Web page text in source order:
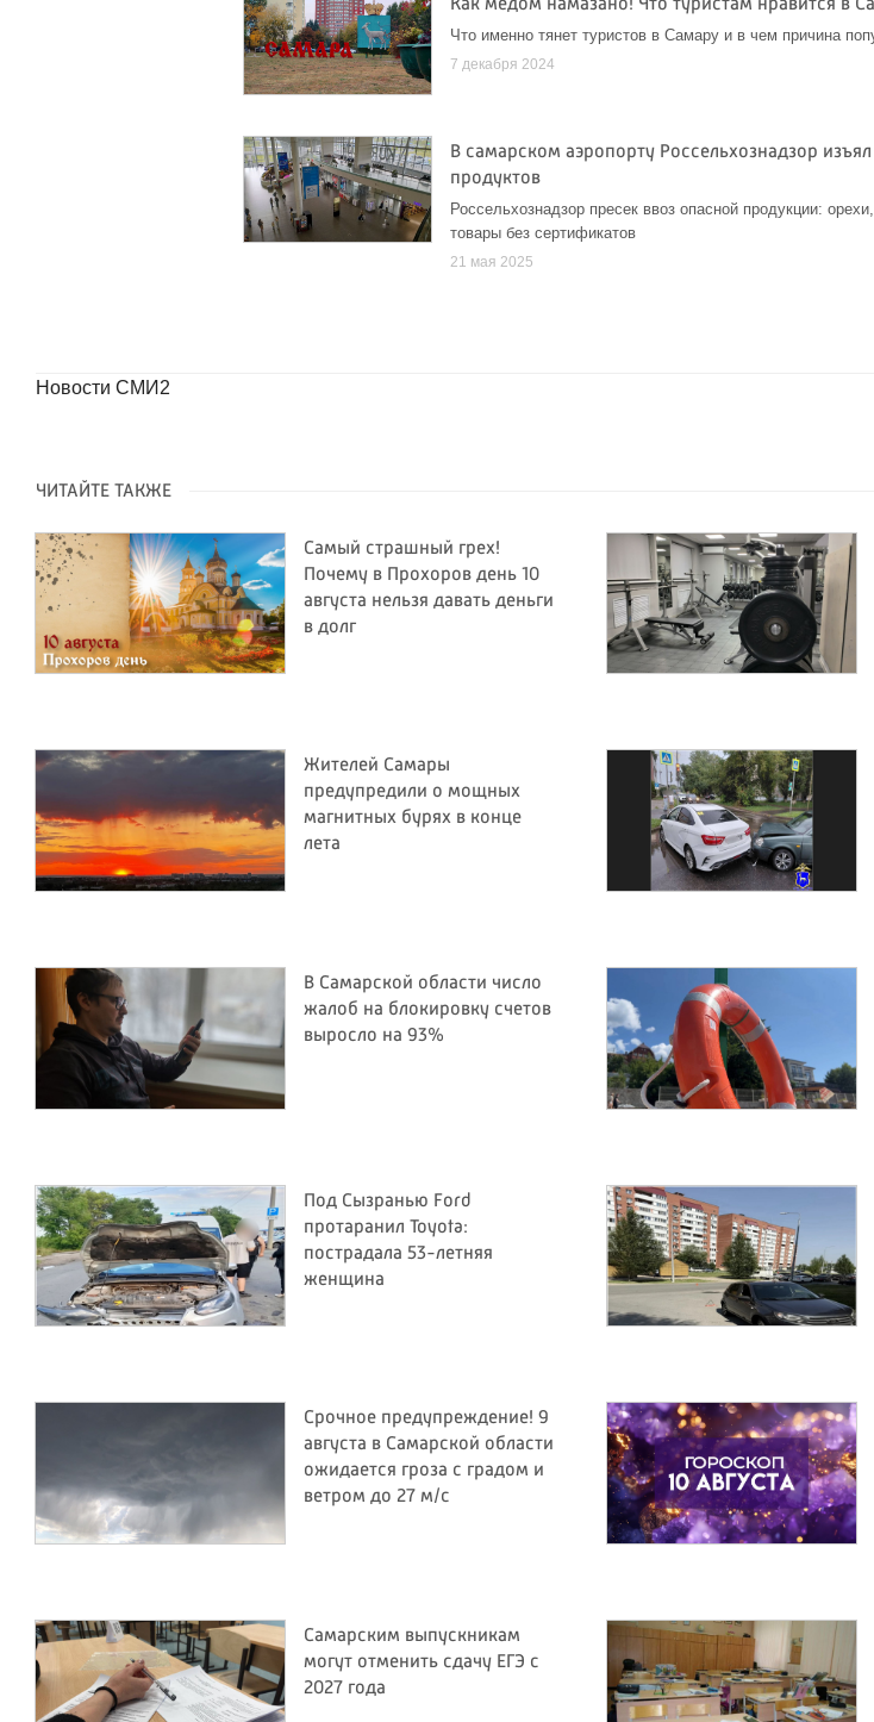
Как мёдом намазано! Что туристам нравится в
Что именно тянет туристов в Самару и в чем причина
7 декабря 2024
В самарском аэропорту Россельхознадзор
продуктов
Россельхознадзор пресек ввоз опасной продукции:
товары без сертификатов
21 мая 2025
Новости СМИ2
ЧИТАЙТЕ ТАКЖЕ
Самый страшный грех!
Почему в Прохоров день 10
августа нельзя давать деньги
в долг
Жителей Самары
предупредили о мощных
магнитных бурях в конце
лета
В Самарской области число
жалоб на блокировку счетов
выросло на 93%
Под Сызранью Ford
протаранил Toyota:
пострадала 53-летняя
женщина
Срочное предупреждение! 9
августа в Самарской области
ожидается гроза с градом и
ветром до 27 м/с
Самарским выпускникам
могут отменить сдачу ЕГЭ с
2027 года